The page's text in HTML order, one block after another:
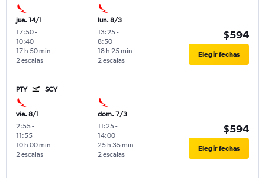
jue. 14/1
17:50-
10:40
2 escalas
17 h 50 min
lun. 8/3
13:25-
8:50
2 escalas
18 h 25 min
$594
Elegir fechas
PTY SCY
vie. 8/1
2:55-
11:55
2 escalas
10 h 00 min
dom. 7/3
11:25-
14:00
2 escalas
25 h 35 min
$594
Elegir fechas